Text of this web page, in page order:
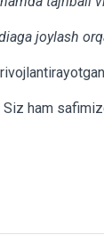
joylash
ham